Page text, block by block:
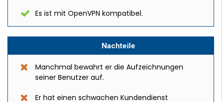
Es ist mit OpenVPN kompatibel.
Nachteile
Manchmal bewahrt er die Aufzeichnungen
seiner Benutzer auf.
Er hat einen schwachen Kundendienst